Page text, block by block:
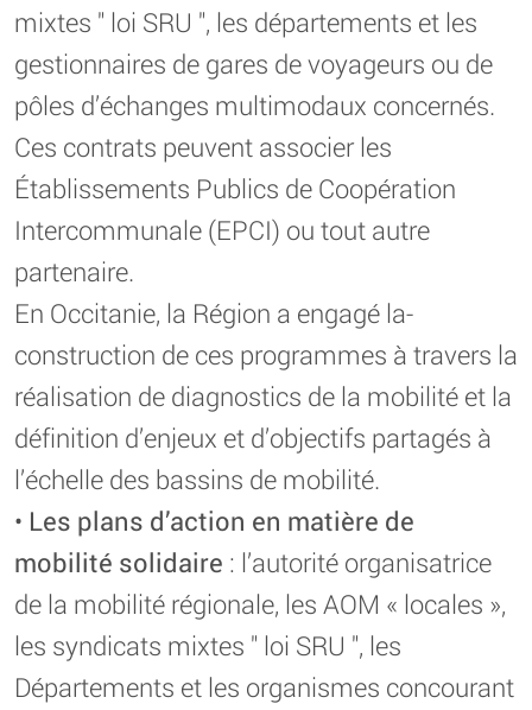
mixtes " loi SRU ", les départements et les
gestionnaires de gares de voyageurs ou de
pôles d’échanges multimodaux concernés.
Ces contrats peuvent associer les
Établissements Publics de Coopération
Intercommunale (EPCI) ou tout autre
partenaire.
En Occitanie, la Région a engagé la-
construction de ces programmes à travers la
réalisation de diagnostics de la mobilité et la
définition d’enjeux et d’objectifs partagés à
l’échelle des bassins de mobilité.
• Les plans d’action en matière de
mobilité solidaire : l’autorité organisatrice
de la mobilité régionale, les AOM « locales »,
les syndicats mixtes " loi SRU ", les
Départements et les organismes concourant